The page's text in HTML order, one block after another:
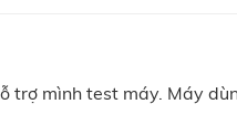
túi khí dạng 4 + Chườm
trợ mình test máy. Máy